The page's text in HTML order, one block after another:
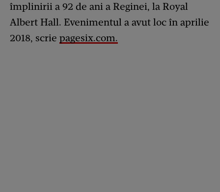
împlinirii a 92 de ani a Reginei, la Royal
Albert Hall. Evenimentul a avut loc în aprilie
2018, scrie pagesix.com.